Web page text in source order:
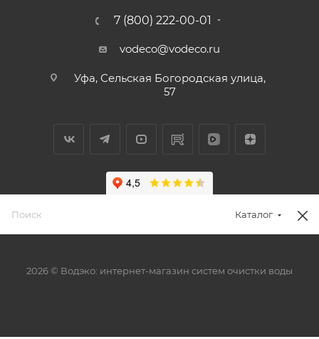
7 (800) 222-00-01
vodeco@vodeco.ru
Уфа, Сельская Богородская улица,
57
2026 © Водэко: интернет-магазин систем очистки воды
Каталог